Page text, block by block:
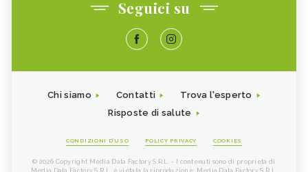
Seguici su
Chi siamo Contatti
Trova l'esperto
Risposte di salute
CONDIZIONI D'USO POLICY PRIVACY COOKIES
© 2026 Copyright Media Data Factory S.R.L. - I contenuti sono di proprietà di